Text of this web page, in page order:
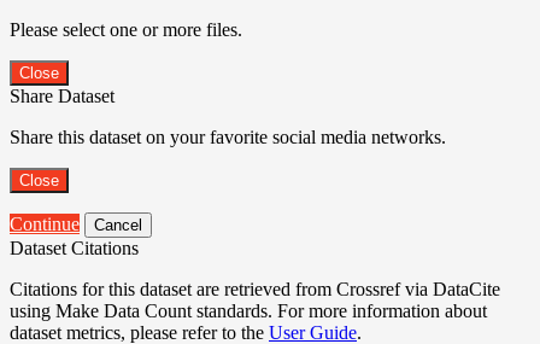
Please select one or more files.
Close
Share Dataset
Share this dataset on your favorite social media networks.
Close
Continue Cancel
Dataset Citations
Citations for this dataset are retrieved from Crossref via DataCite
using Make Data Count standards. For more information about
dataset metrics, please refer to the User Guide.